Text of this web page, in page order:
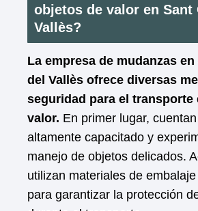
objetos de valor en Sant
Vallès?
La empresa de mudanzas
del Vallès ofrece diversas
seguridad para el transporte
valor. En primer lugar,
altamente capacitado y
manejo de objetos delicados.
utilizan materiales de
para garantizar la protección